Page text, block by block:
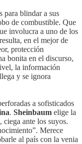
para blindar a sus
de combustible. Que
involucra a uno de los
resulta, en el mejor de
protección
bonita en el discurso,
la información
y se ignora
a sofisticados
. Sheinbaum elige la
ante los suyos.
Merece
al país con la venia